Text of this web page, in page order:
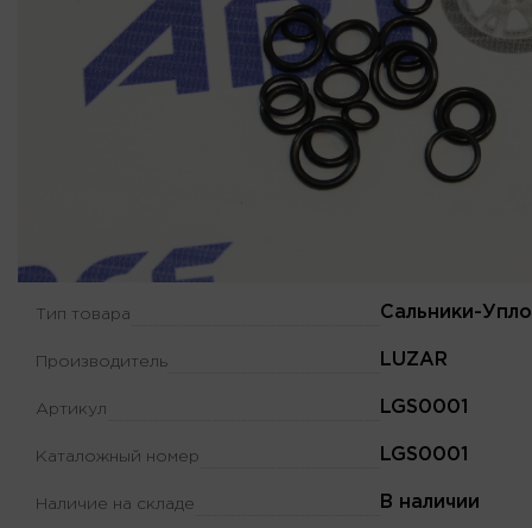
Тип товара Сальники-
Производитель LUZAR
Артикул LGS0001
Каталожный номер LGS0001
Наличие на складе В наличии